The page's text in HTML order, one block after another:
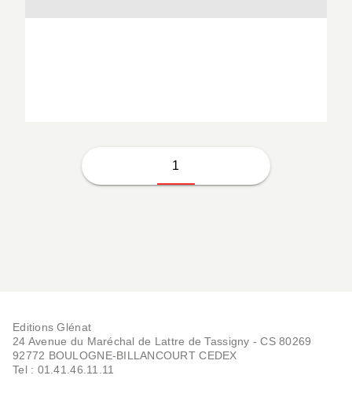
1
Editions Glénat
24 Avenue du Maréchal de Lattre de Tassigny - CS 80269
92772 BOULOGNE-BILLANCOURT CEDEX
Tel : 01.41.46.11.11